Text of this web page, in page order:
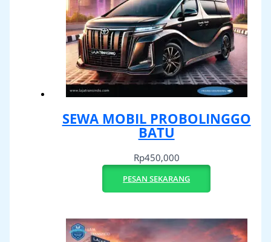
SEWA MOBIL PROBOLINGGO
BATU
Rp450,000
PESAN SEKARANG